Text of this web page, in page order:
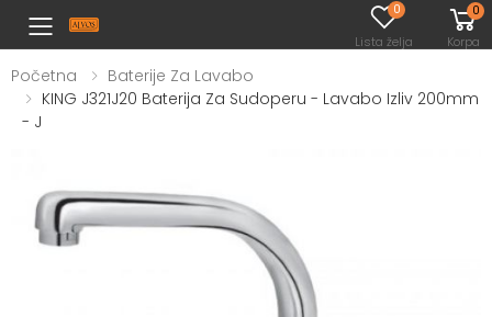
Toggle mobile menu
0
Lista želja
0
Korpa
Početna
Baterije Za Lavabo
KING J321J20 Baterija Za Sudoperu - Lavabo Izliv 200mm
- J